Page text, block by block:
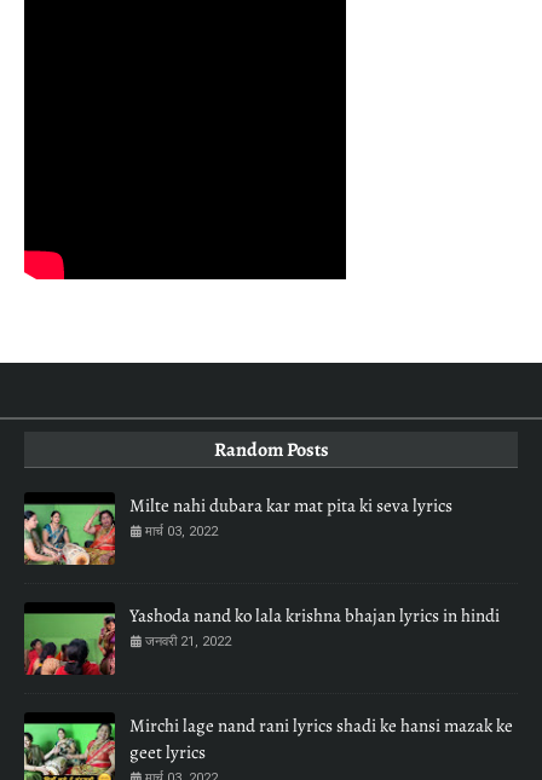
Random Posts
Milte nahi dubara kar mat pita ki seva lyrics
मार्च 03, 2022
Yashoda nand ko lala krishna bhajan lyrics in hindi
जनवरी 21, 2022
Mirchi lage nand rani lyrics shadi ke hansi mazak ke
geet lyrics